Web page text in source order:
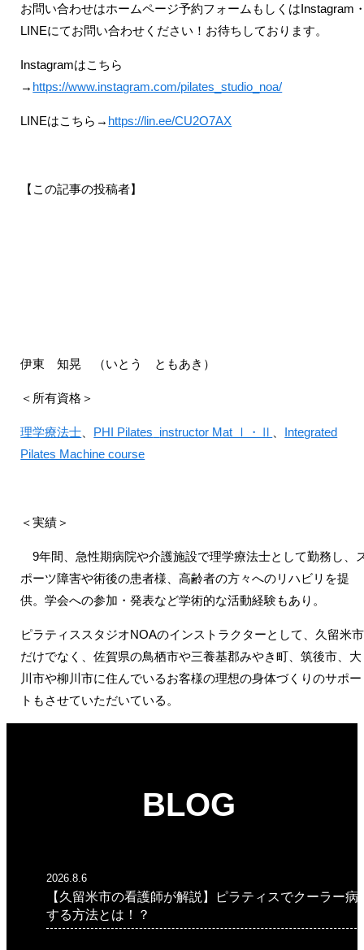
お問い合わせはホームページ予約フォームもしくはInstagram
LINEにてお問い合わせください！お待ちしております。
Instagramはこちら
→ https://www.instagram.com/pilates_studio_noa/
LINEはこちら→ https://lin.ee/CU2O7AX
【この記事の投稿者】
伊東 知晃 （いとう ともあき）
＜所有資格＞
理学療法士 PHI Pilates instructor Mat Ⅰ・Ⅱ
Integrated
Pilates Machine course
＜実績＞
9年間、急性期病院や介護施設で理学療法士として勤務し、
ポーツ障害や術後の患者様、高齢者の方々へのリハビリを提
供。学会への参加・発表など学術的な活動経験もあり。
ピラティススタジオNOAのインストラクターとして、久留米市
だけでなく、佐賀県の鳥栖市や三養基郡みやき町、筑後市、大
川市や柳川市に住んでいるお客様の理想の身体づくりのサポー
トもさせていただいている。
BLOG
2026.8.6
【久留米市の看護師が解説】ピラティスでクーラー病
する方法とは！？